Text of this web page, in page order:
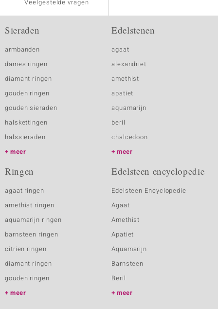
Veelgestelde vragen
Sieraden
armbanden
dames ringen
diamant ringen
gouden ringen
gouden sieraden
halskettingen
halssieraden
meer
Edelstenen
agaat
alexandriet
amethist
apatiet
aquamarijn
beril
chalcedoon
meer
Ringen
agaat ringen
amethist ringen
aquamarijn ringen
barnsteen ringen
citrien ringen
diamant ringen
gouden ringen
meer
Edelsteen encyclopedie
Edelsteen Encyclopedie
Agaat
Amethist
Apatiet
Aquamarijn
Barnsteen
Beril
meer